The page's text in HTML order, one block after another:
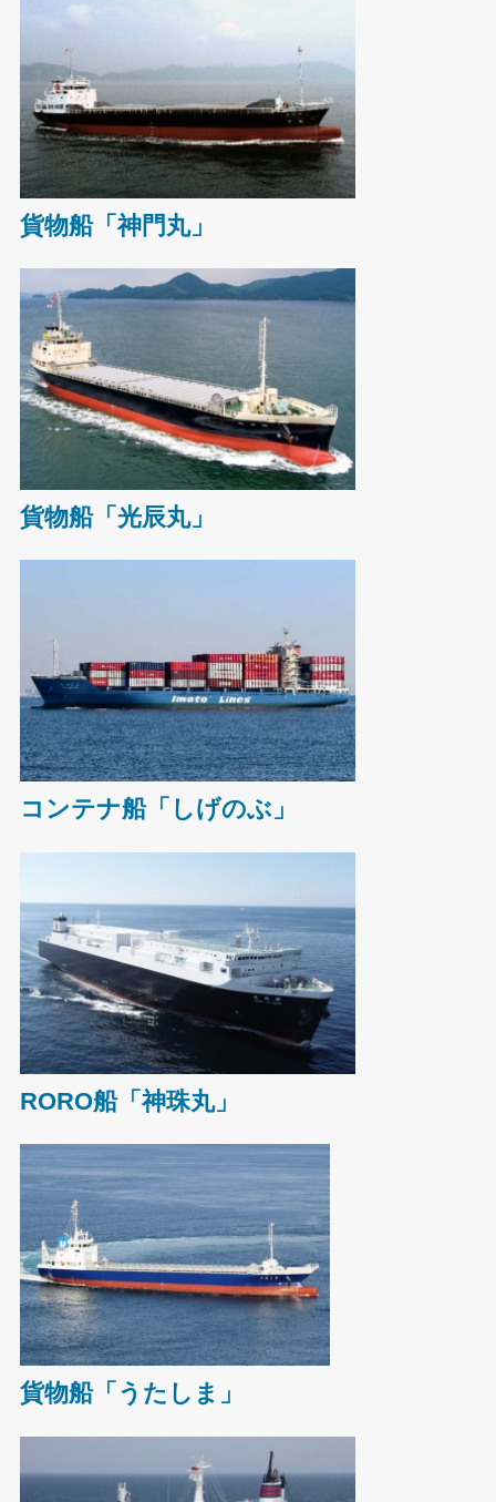
貨物船「神門丸」
貨物船「光辰丸」
コンテナ船「しげのぶ」
RORO船「神珠丸」
貨物船「うたしま」